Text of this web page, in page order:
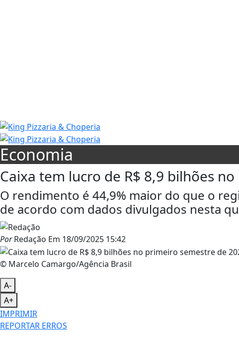
Economia
Caixa tem lucro de R$ 8,9 bilhões
O rendimento é 44,9% maior do que o
de acordo com dados divulgados nesta
PorRedação Em 18/09/2025 15:42
© Marcelo Camargo/Agência Brasil
A-
A+
IMPRIMIR
REPORTAR ERROS